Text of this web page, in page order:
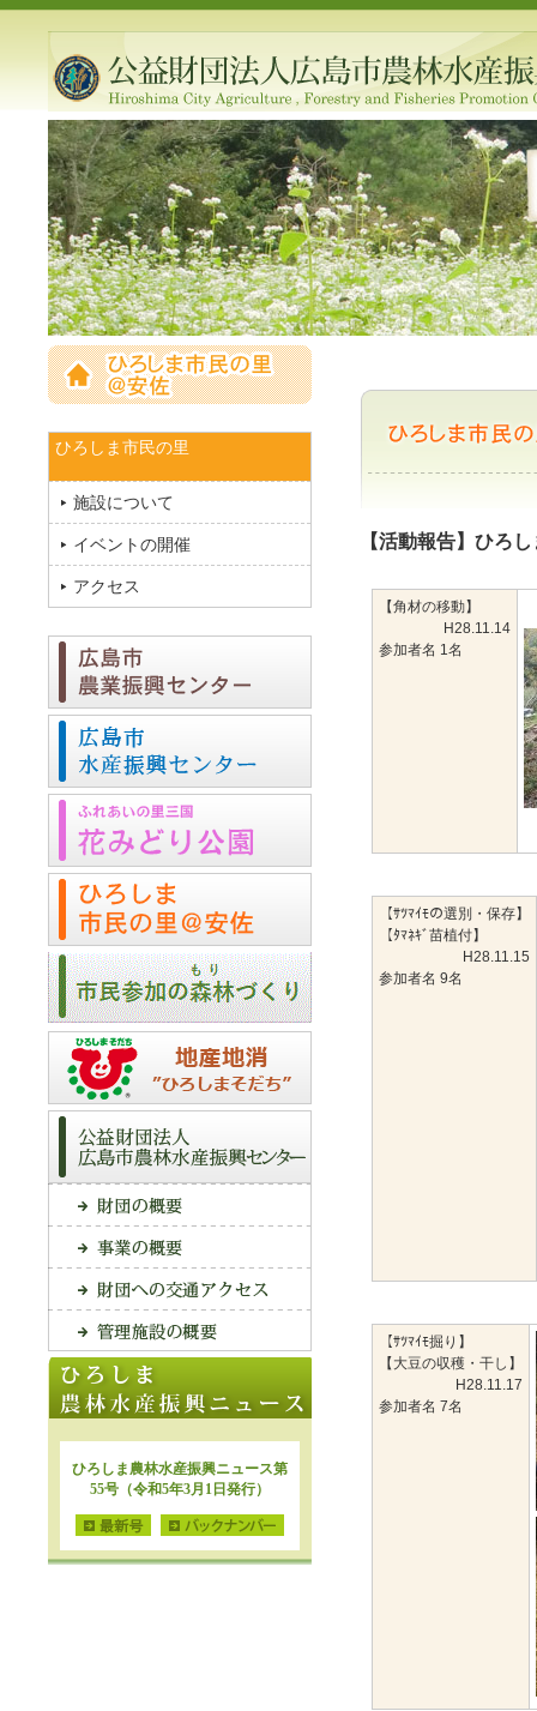
【活動報告】ひろ
【角材の移動】
H28.11.14
参加者名 1名
【ｻﾂﾏｲﾓの選別・保存】
【ﾀﾏﾈｷﾞ苗植付】
H28.11.15
参加者名 9名
【ｻﾂﾏｲﾓ掘り】
【大豆の収穫・干し】
H28.11.17
参加者名 7名
ひろしま市民の里
施設について
イベントの開催
アクセス